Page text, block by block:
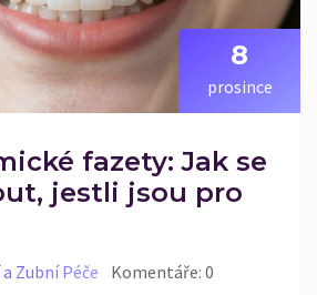
8
prosince
fazety: Jak se
jestli jsou pro
Zubní Péče Komentáře: 0